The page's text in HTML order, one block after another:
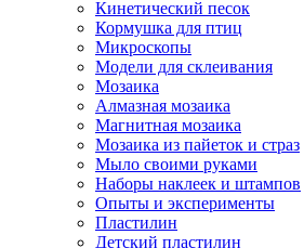
Кинетический песок
Кормушка для птиц
Микроскопы
Модели для склеивания
Мозаика
Алмазная мозаика
Магнитная мозаика
Мозаика из пайеток и страз
Мыло своими руками
Наборы наклеек и штампов
Опыты и эксперименты
Пластилин
Детский пластилин